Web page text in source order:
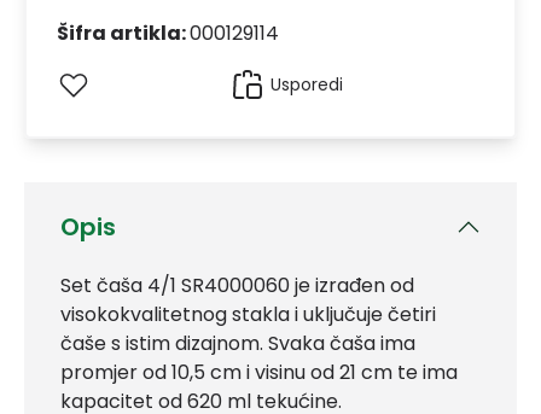
Opis
Set čaša 4/1 SR4000060 je izrađen od
visokokvalitetnog stakla i uključuje četiri
čaše s istim dizajnom. Svaka čaša ima
promjer od 10,5 cm i visinu od 21 cm te ima
kapacitet od 620 ml tekućine.
Šifra artikla:000129114
Usporedi